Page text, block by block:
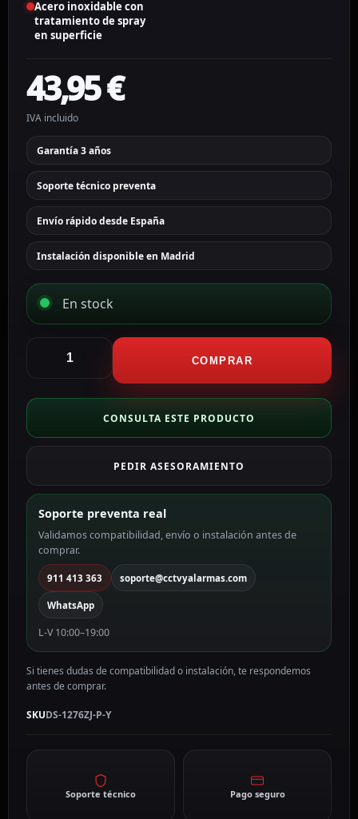
Acero inoxidable con
tratamiento de spray
en superficie
43,95€
IVA incluido
Garantía 3 años
Soporte técnico preventa
Envío rápido desde España
Instalación disponible en Madrid
En stock
Soporte
esquina
para
uso
interior/exterior
color
blanco
DS-
1276ZJ-
cantidad
COMPRAR
CONSULTA ESTE PRODUCTO
PEDIR ASESORAMIENTO
Soporte preventa real
Validamos compatibilidad, envío o instalación antes de
comprar.
911 413 363 soporte@cctvyalarmas.com
WhatsApp
L-V 10:00–19:00
Si tienes dudas de compatibilidad o instalación, te respondemos
antes de comprar.
SKUDS-1276ZJ-P-Y
Soporte técnico Pago seguro